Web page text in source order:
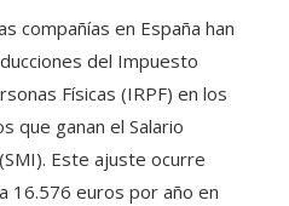
compañías en España han
del Impuesto
Físicas (IRPF) en los
que ganan el Salario
Este ajuste ocurre
16.576 euros por año en